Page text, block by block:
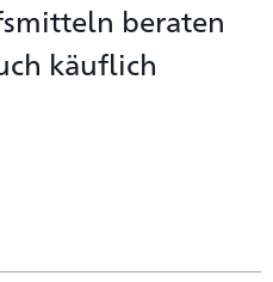
beraten
käuflich